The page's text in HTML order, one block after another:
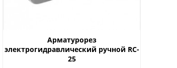
Арматурорез
электрогидравлический ручной RC-
25